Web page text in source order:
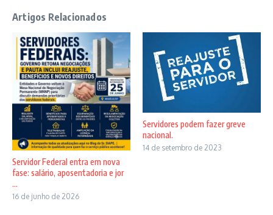
Artigos Relacionados
Servidor Federal entra em nova
fase: salário, aposentadoria e jor
...
16 de junho de 2026
Servidores podem fazer greve
nacional.
14 de setembro de 2023